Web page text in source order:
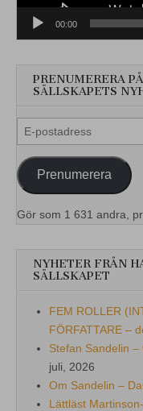
00:00
PRENUMERERA
SÄLLSKAPETS
E-
postadress
Prenumerera
Gör som 1 631 andra,
NYHETER FRÅN
SÄLLSKAPET
FEM ROLLER
FÖRFATTARE –
Stefan Sandelin
juli, 2026
Om Sandelin –
Lättläst